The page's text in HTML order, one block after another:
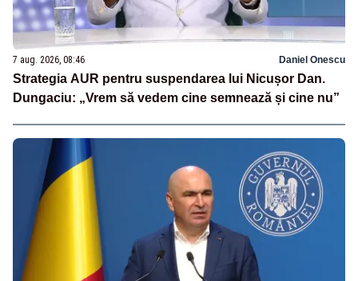
7 aug. 2026, 08:46 Daniel Onescu
Strategia AUR pentru suspendarea lui Nicușor Dan.
Dungaciu: „Vrem să vedem cine semnează și cine nu”